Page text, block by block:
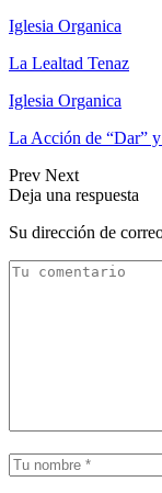
Iglesia Organica
La Lealtad Tenaz
Iglesia Organica
La Acción de “Dar”
Prev Next
Deja una respuesta
Su dirección de